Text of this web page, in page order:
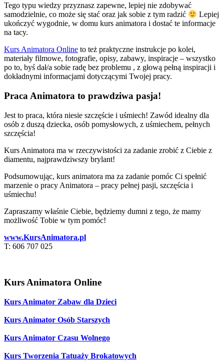
Tego typu wiedzy przyznasz zapewne, lepiej nie zdobywać
samodzielnie, co może się stać oraz jak sobie z tym radzić
Lepiej
ukończyć wygodnie, w domu kurs animatora i dostać te informacje
na tacy.
Kurs Animatora Online to też praktyczne instrukcje po kolei,
materiały filmowe, fotografie, opisy, zabawy, inspiracje – wszystko
po to, byś dał/a sobie radę bez problemu , z głową pełną inspiracji i
dokładnymi informacjami dotyczącymi Twojej pracy.
Praca Animatora to prawdziwa pasja!
Jest to praca, która niesie szczęście i uśmiech! Zawód idealny dla
osób z duszą dziecka, osób pomysłowych, z uśmiechem, pełnych
szczęścia!
Kurs Animatora ma w rzeczywistości za zadanie zrobić z Ciebie z
diamentu, najprawdziwszy brylant!
Podsumowując, kurs animatora ma za zadanie pomóc Ci spełnić
marzenie o pracy Animatora – pracy pełnej pasji, szczęścia i
uśmiechu!
Zapraszamy właśnie Ciebie, będziemy dumni z tego, że mamy
możliwość Tobie w tym pomóc!
www.KursAnimatora.pl
T: 606 707 025
Kurs Animatora Online
Kurs Animator Zabaw dla Dzieci
Kurs Animator Osób Starszych
Kurs Animator Czasu Wolnego
Kurs Tworzenia Tatuaży Brokatowych